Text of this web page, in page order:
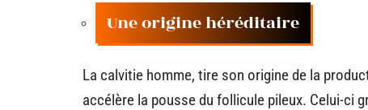
Une origine héréditaire
La calvitie homme, tire son origine de la
accélère la pousse du follicule pileux. Celui-ci